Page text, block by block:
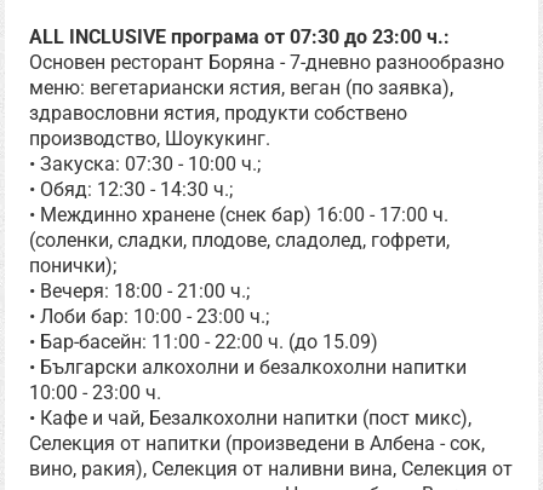
ALL INCLUSIVE програма от 07:30 до 23:00 ч.:
Основен ресторант Боряна - 7-дневно разнообразно
меню: вегетариански ястия, веган (по заявка),
здравословни ястия, продукти собствено
производство, Шоукукинг.
• Закуска: 07:30 - 10:00 ч.;
• Обяд: 12:30 - 14:30 ч.;
• Междинно хранене (снек бар) 16:00 - 17:00 ч.
(соленки, сладки, плодове, сладолед, гофрети,
понички);
• Вечеря: 18:00 - 21:00 ч.;
• Лоби бар: 10:00 - 23:00 ч.;
• Бар-басейн: 11:00 - 22:00 ч. (до 15.09)
• Български алкохолни и безалкохолни напитки
10:00 - 23:00 ч.
• Кафе и чай, Безалкохолни напитки (пост микс),
Селекция от напитки (произведени в Албена - сок,
вино, ракия), Селекция от наливни вина, Селекция от